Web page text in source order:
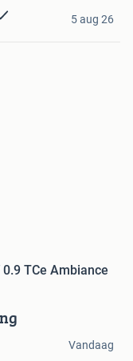
5 aug 26
0.9 TCe Ambiance
Vandaag